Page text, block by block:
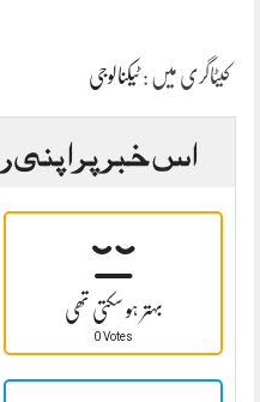
کیٹاگری میں :ٹیکنالوجی
اس خبر پر اپنی
بہتر ہو سکتی تھی
0 Votes